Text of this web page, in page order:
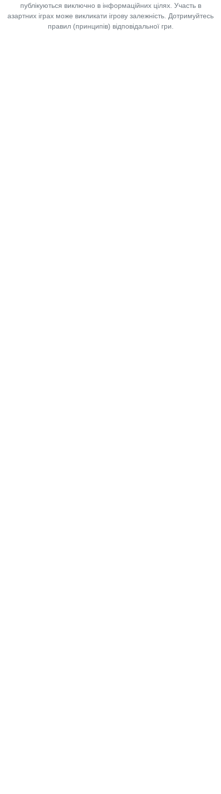
публікуються виключно в інформаційних цілях. Участь в
азартних іграх може викликати ігрову залежність. Дотримуйтесь
правил (принципів) відповідальної гри.